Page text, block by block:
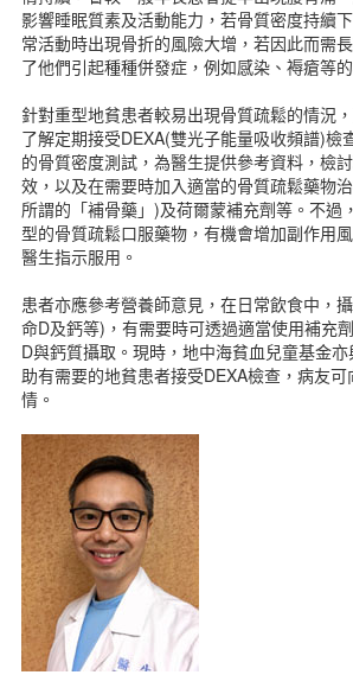
影響睡眠質素及活動能力，若骨質密度持續
常活動時出現骨折的風險大增，若因此而需
了他們引起種種併發症，例如感染、褥瘡等的
針對重型地貧患者較易出現骨質疏鬆的情況
了解定期接受DEXA(雙光子能量吸收頻譜)檢
的骨質密度測試，為醫生提供參考資料，檢
效，以及在需要時加入適當的骨質疏鬆藥物
所謂的「補骨藥」)及荷爾蒙補充劑等。不過
型的骨質疏鬆口服藥物，有機會增加副作用
醫生指示服用。
患者亦應參考營養師意見，在日常飲食中，
命D及鈣等)，有需要時可透過適當使用補充
D與鈣質攝取。現時，地中海貧血兒童基金
助有需要的地貧患者接受DEXA檢查，病友
情。